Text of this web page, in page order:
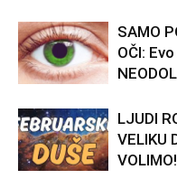
SAMO
OČI:
LJUDI
VELIKU
VOLIMO!